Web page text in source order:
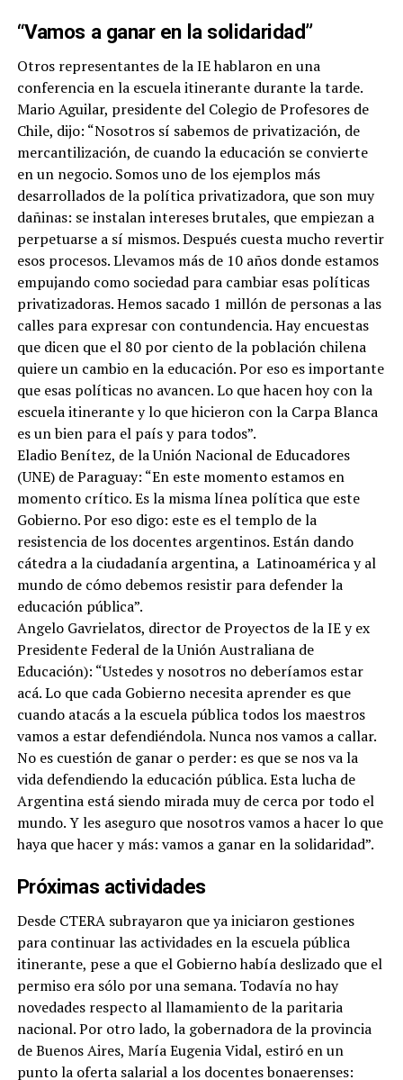
“Vamos a ganar en la solidaridad”
Otros representantes de la IE hablaron en una
conferencia en la escuela itinerante durante la tarde.
Mario Aguilar, presidente del Colegio de Profesores de
Chile, dijo: “Nosotros sí sabemos de privatización, de
mercantilización, de cuando la educación se convierte
en un negocio. Somos uno de los ejemplos más
desarrollados de la política privatizadora, que son muy
dañinas: se instalan intereses brutales, que empiezan a
perpetuarse a sí mismos. Después cuesta mucho revertir
esos procesos. Llevamos más de 10 años donde estamos
empujando como sociedad para cambiar esas políticas
privatizadoras. Hemos sacado 1 millón de personas a las
calles para expresar con contundencia. Hay encuestas
que dicen que el 80 por ciento de la población chilena
quiere un cambio en la educación. Por eso es importante
que esas políticas no avancen. Lo que hacen hoy con la
escuela itinerante y lo que hicieron con la Carpa Blanca
es un bien para el país y para todos”.
Eladio Benítez, de la Unión Nacional de Educadores
(UNE) de Paraguay: “En este momento estamos en
momento crítico. Es la misma línea política que este
Gobierno. Por eso digo: este es el templo de la
resistencia de los docentes argentinos. Están dando
cátedra a la ciudadanía argentina, a Latinoamérica y al
mundo de cómo debemos resistir para defender la
educación pública”.
Angelo Gavrielatos, director de Proyectos de la IE y ex
Presidente Federal de la Unión Australiana de
Educación): “Ustedes y nosotros no deberíamos estar
acá. Lo que cada Gobierno necesita aprender es que
cuando atacás a la escuela pública todos los maestros
vamos a estar defendiéndola. Nunca nos vamos a callar.
No es cuestión de ganar o perder: es que se nos va la
vida defendiendo la educación pública. Esta lucha de
Argentina está siendo mirada muy de cerca por todo el
mundo. Y les aseguro que nosotros vamos a hacer lo que
haya que hacer y más: vamos a ganar en la solidaridad”.
Próximas actividades
Desde CTERA subrayaron que ya iniciaron gestiones
para continuar las actividades en la escuela pública
itinerante, pese a que el Gobierno había deslizado que el
permiso era sólo por una semana. Todavía no hay
novedades respecto al llamamiento de la paritaria
nacional. Por otro lado, la gobernadora de la provincia
de Buenos Aires, María Eugenia Vidal, estiró en un
punto la oferta salarial a los docentes bonaerenses: